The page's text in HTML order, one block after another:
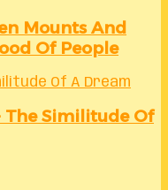
Mounts And
Of People
Of A Dream
The Similitude Of